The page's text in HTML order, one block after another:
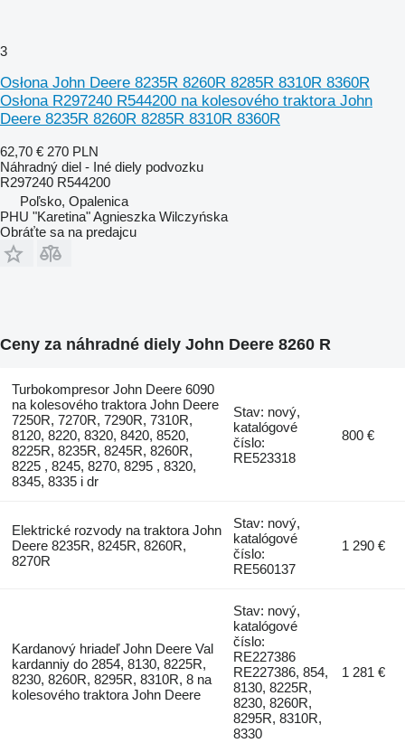
3
Osłona John Deere 8235R 8260R 8285R 8310R 8360R
Osłona R297240 R544200 na kolesového traktora John
Deere 8235R 8260R 8285R 8310R 8360R
62,70 € 270 PLN
Náhradný diel - Iné diely podvozku
R297240 R544200
Poľsko, Opalenica
PHU "Karetina" Agnieszka Wilczyńska
Obráťte sa na predajcu
Ceny za náhradné diely John Deere 8260 R
Turbokompresor John Deere 6090
na kolesového traktora John Deere
7250R, 7270R, 7290R, 7310R,
8120, 8220, 8320, 8420, 8520,
8225R, 8235R, 8245R, 8260R,
8225 , 8245, 8270, 8295 , 8320,
8345, 8335 i dr
Stav: nový,
katalógové
číslo:
RE523318
800 €
Elektrické rozvody na traktora John
Deere 8235R, 8245R, 8260R,
8270R
Stav: nový,
katalógové
číslo:
RE560137
1 290 €
Kardanový hriadeľ John Deere Val
kardanniy do 2854, 8130, 8225R,
8230, 8260R, 8295R, 8310R, 8 na
kolesového traktora John Deere
Stav: nový,
katalógové
číslo:
RE227386
RE227386, 854,
8130, 8225R,
8230, 8260R,
8295R, 8310R,
8330
1 281 €